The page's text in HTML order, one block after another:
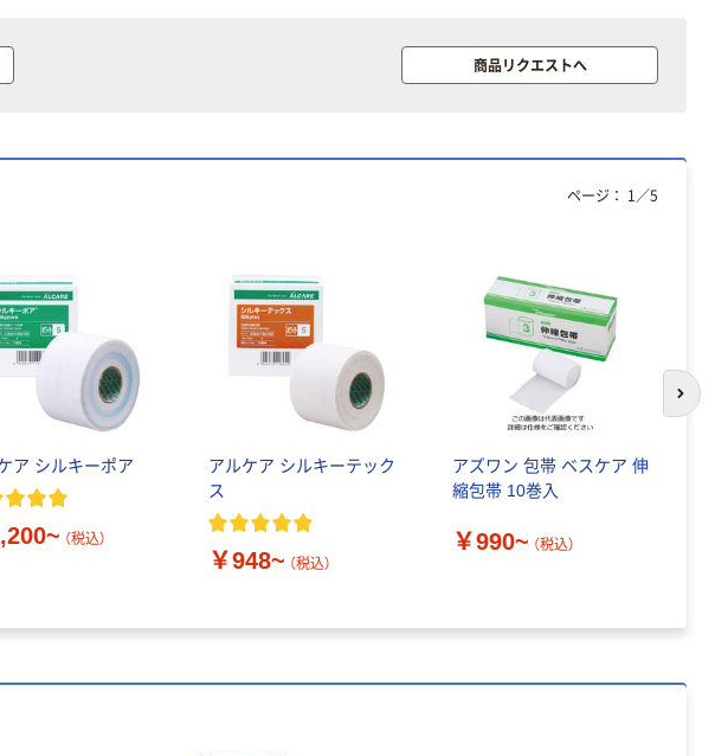
商品リクエストへ
ア シルキーポア
（税込）
アルケア シルキーテック
ス
￥948~ （税込）
アズワン 包帯 ベスケア 伸
縮包帯 10巻入
￥990~ （税込）
ページ： 1 ／5
次
ナル
のチカラ」 養生
本気プライス
アスクル はたら
75×25mm
本気プライス
ラ TEPRA
ェキ専用フィル